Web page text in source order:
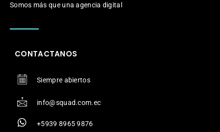
Somos más que una agencia digital
CONTACTANOS
Siempre abiertos
info@squad.com.ec
+5939 8965 9876